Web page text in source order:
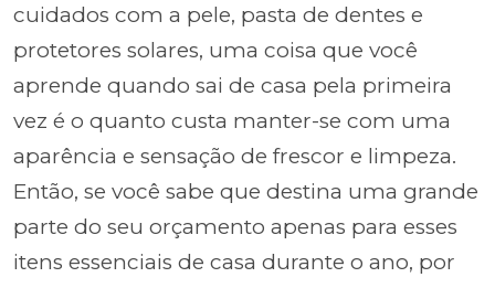
cuidados com a pele, pasta de dentes e
protetores solares, uma coisa que você
aprende quando sai de casa pela primeira
vez é o quanto custa manter-se com uma
aparência e sensação de frescor e limpeza.
Então, se você sabe que destina uma grande
parte do seu orçamento apenas para esses
itens essenciais de casa durante o ano, por